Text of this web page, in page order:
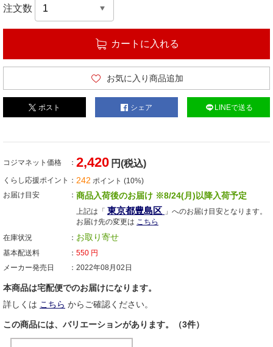
注文数
カートに入れる
お気に入り商品追加
ポスト シェア LINEで送る
コジマネット価格 2,420 円(税込)
くらし応援ポイント 242 ポイント (10%)
お届け目安
商品入荷後のお届け ※8/24(月)以降入荷予定
上記は「 東京都豊島区 」へのお届け目安となります。
お届け先の変更は こちら
在庫状況
お取り寄せ
基本配送料 550 円
メーカー発売日
2022年08月02日
本商品は宅配便でのお届けになります。
詳しくは こちら からご確認ください。
この商品には、バリエーションがあります。（3件）